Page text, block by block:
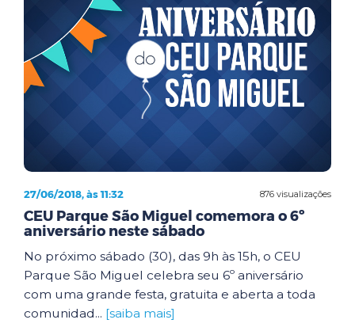
876 visualizações
27/06/2018, às 11:32
CEU Parque São Miguel comemora o 6º
aniversário neste sábado
No próximo sábado (30), das 9h às 15h, o CEU
Parque São Miguel celebra seu 6º aniversário
com uma grande festa, gratuita e aberta a toda
comunidad... [saiba mais]